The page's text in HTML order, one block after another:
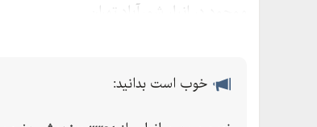
موجود در انبار شورآباد تهران
خوب است بدانید: